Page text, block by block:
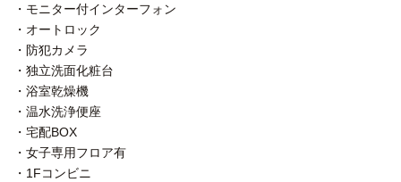
・モニター付インターフォン
・オートロック
・防犯カメラ
・独立洗面化粧台
・浴室乾燥機
・温水洗浄便座
・宅配BOX
・女子専用フロア有
・1Fコンビニ